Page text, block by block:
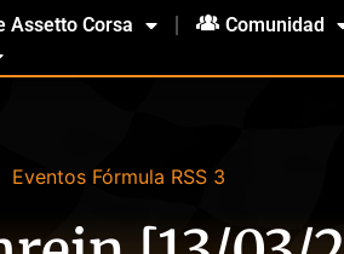
Assetto Corsa
Comunidad
Eventos Fórmula RSS 3